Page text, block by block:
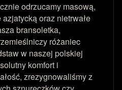
odrzucamy masową,
oraz nietrwałe
bransoletka,
różaniec
w naszej polskiej
komfort i
zrezygnowaliśmy z